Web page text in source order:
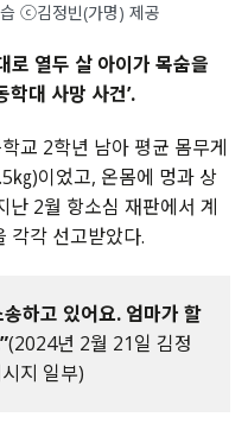
ⓒ김정빈(가명) 제공
로 열두 살 아이가 목숨을
학대 사망 사건’.
교 2학년 남아 평균 몸무게
㎏)이었고, 온몸에 멍과 상
난 2월 항소심 재판에서 계
각각 선고받았다.
하고 있어요. 엄마가 할
(2024년 2월 21일 김정
지 일부)